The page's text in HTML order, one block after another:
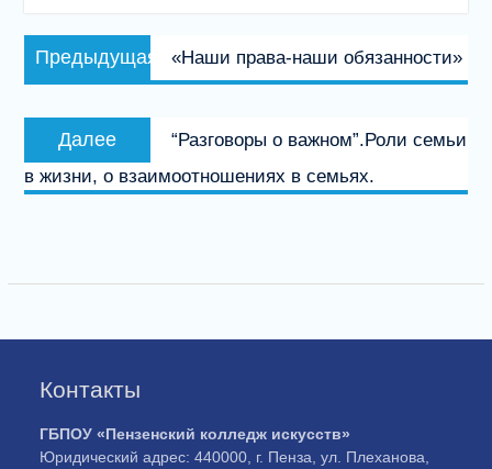
Навигация
по
Предыдущая
запись:
«Наши права-наши обязанности»
Далее
запись:
“Разговоры о важном”.Роли семьи
в жизни, о взаимоотношениях в семьях.
Контакты
ГБПОУ «Пензенский колледж искусств»
Юридический адрес: 440000, г. Пенза, ул. Плеханова,